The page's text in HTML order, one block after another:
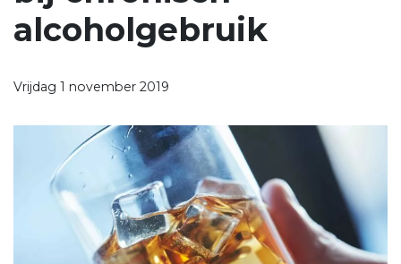
alcoholgebruik
Vrijdag 1 november 2019